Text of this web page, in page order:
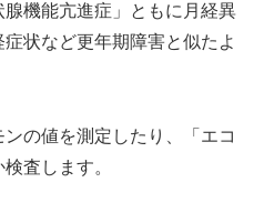
腺機能亢進症」ともに月経異
状など更年期障害と似たよ
ンの値を測定したり、「エコ
査します。